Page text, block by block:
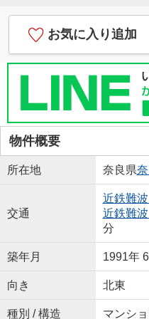
お気に入り追加
物件概要
所在地 奈良県
交通
近鉄難
近鉄難
分
築年月 1991年
向き 北東
種別 / 構造 マンシ